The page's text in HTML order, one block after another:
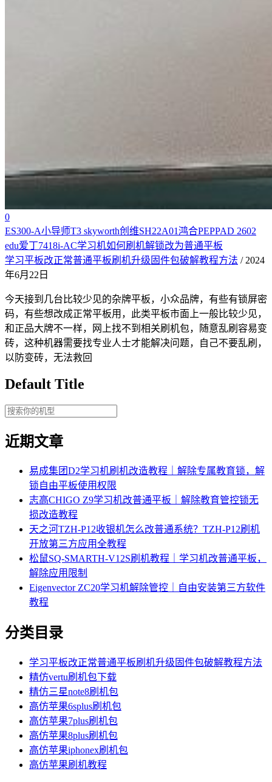
0
ES300-A小导师T3 skyworth创维SH22A01鸿合PEPPAD 2602
edu爱丁7418i-AC学习机如何刷机解锁改为普通平板
学习平板改正常普通平板刷机升级固件包破解教程方法 / 2024
年6月22日
今天接到几台比较少见的杂牌平板，小众品牌，有些有锁屏密
码，有些想改成正常平板用，此类平板市面上一般比较少见，
和正品大牌不一样，网上找不到相关刷机包，随意乱刷容易变
砖，这种机器需要找专业人士才能解决问题，自己不要乱刷，
以防变砖，无法救回
Default Title
近期文章
易成集团D2学习机刷机改造教程｜解除专属教育锁，解
锁自由平板使用权限
志高CHIGO Z9学习机改普通平板｜解除教育管控锁无
损改造教程
天之河TZH-P12收银机怎么改普通系统？TZH-P12刷机
开放第三方应用全教程
松鼠SQ-SMARTH-V12S刷机教程｜学习机改普通平板，
解除应用限制
Eigenvector ZC20学习机解除管控｜自由安装第三方软件
教程
分类目录
学习平板改正常普通平板刷机升级固件包破解教程方法
精仿vertu刷机包下载
精仿三星note8刷机包
高仿苹果6splus刷机包
高仿苹果7plus刷机包
高仿苹果8plus刷机包
高仿苹果iphonex刷机包
高仿苹果刷机教程